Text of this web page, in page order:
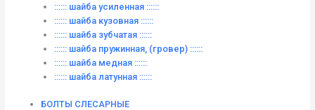
:::::: шайба усиленная ::::::
:::::: шайба кузовная ::::::
:::::: шайба зубчатая ::::::
:::::: шайба пружинная, (гровер) ::::::
:::::: шайба медная ::::::
:::::: шайба латунная ::::::
БОЛТЫ СЛЕСАРНЫЕ